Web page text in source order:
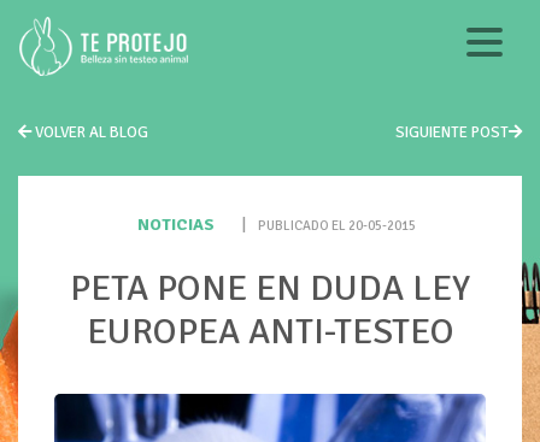
VOLVER AL BLOG SIGUIENTE POST
NOTICIAS PUBLICADO EL 20-05-2015
PETA PONE EN DUDA LEY
EUROPEA ANTI-TESTEO